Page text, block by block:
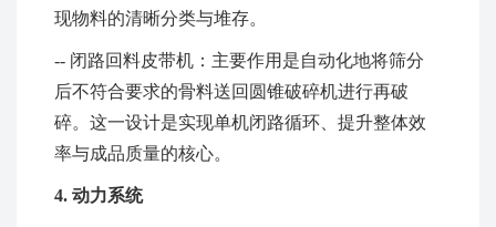
现物料的清晰分类与堆存。
-- 闭路回料皮带机：主要作用是自动化地将筛分
后不符合要求的骨料送回圆锥破碎机进行再破
碎。这一设计是实现单机闭路循环、提升整体效
率与成品质量的核心。
4. 动力系统